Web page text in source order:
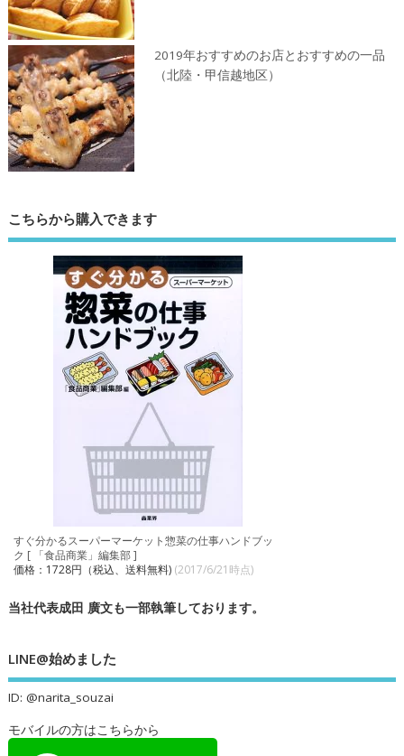
2019年おすすめのお店とおすすめの一品
（北陸・甲信越地区）
こちらから購入できます
すぐ分かるスーパーマーケット惣菜の仕事ハンドブッ
ク [ 「食品商業」編集部 ]
価格：1728円（税込、送料無料) (2017/6/21時点)
当社代表成田 廣文も一部執筆しております。
LINE@始めました
ID: @narita_souzai
モバイルの方はこちらから